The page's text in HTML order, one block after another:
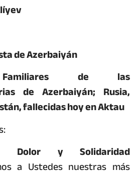
de Azerbaiyán
Familiares de las
de Azerbaiyán; Rusia,
fallecidas hoy en Aktau
Dolor y Solidaridad
a Ustedes nuestras más